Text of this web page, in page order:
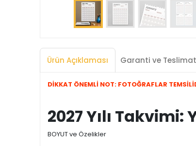
Ürün Açıklaması Garanti ve Teslimat
DİKKAT ÖNEMLİ NOT: FOTOĞRAFLAR
2027 Yılı Takvimi:
BOYUT ve Özelikler